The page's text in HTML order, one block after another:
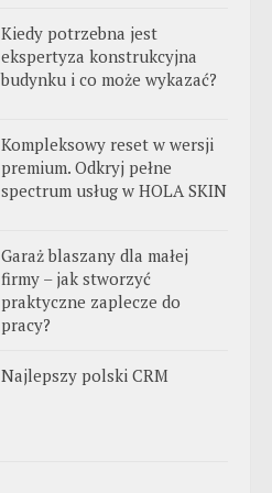
Kiedy potrzebna jest
ekspertyza konstrukcyjna
budynku i co może wykazać?
Kompleksowy reset w wersji
premium. Odkryj pełne
spectrum usług w HOLA SKIN
Garaż blaszany dla małej
firmy – jak stworzyć
praktyczne zaplecze do
pracy?
Najlepszy polski CRM